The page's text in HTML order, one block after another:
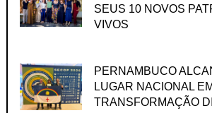
SEUS 10 NOVOS
VIVOS
PERNAMBUCO
LUGAR NACIONAL EM
TRANSFORMAÇÃO